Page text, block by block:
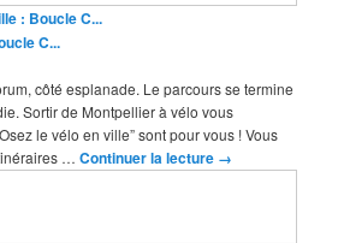
: Boucle C...
C...
côté esplanade. Le parcours se termine
Sortir de Montpellier à vélo vous
le vélo en ville” sont pour vous ! Vous
…Continuer la lecture →